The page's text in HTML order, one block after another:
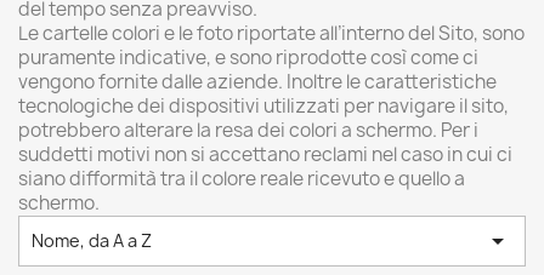
del tempo senza preavviso.
Le cartelle colori e le foto riportate all’interno del Sito, sono
puramente indicative, e sono riprodotte così come ci
vengono fornite dalle aziende. Inoltre le caratteristiche
tecnologiche dei dispositivi utilizzati per navigare il sito,
potrebbero alterare la resa dei colori a schermo. Per i
suddetti motivi non si accettano reclami nel caso in cui ci
siano difformità tra il colore reale ricevuto e quello a
schermo.
Nome, da A a Z 